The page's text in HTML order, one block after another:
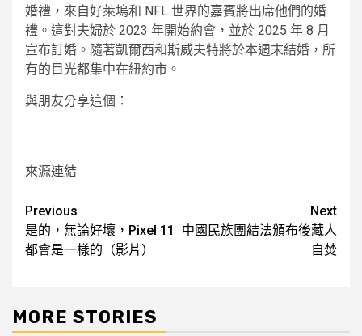
婚禮，來自好萊塢和 NFL 世界的嘉賓將出席他們的婚
禮。這對夫婦於 2023 年開始約會，並於 2025 年 8 月
宣布訂婚。隨著凱爾西和斯威夫特將於本週末結婚，所
有的目光都集中在紐約市。
與朋友分享這個：
來源連結
Post
navigation
Previous
是的，無論好壞，Pixel 11
都會是一樣的（影片）
Next
中國民族團結法頒布後藏人
自焚
MORE STORIES